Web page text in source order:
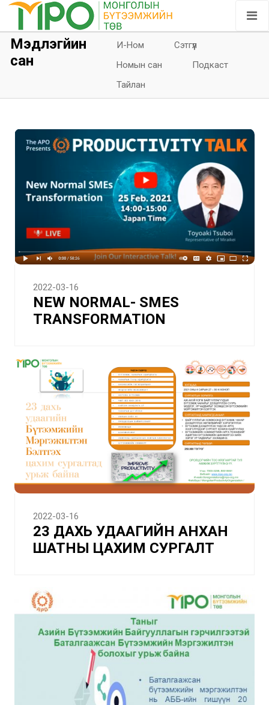
Мэдлэгйин
сан
И-Ном
Сэтгүүл
Номын сан
Подкаст
Тайлан
2022-03-16
NEW NORMAL- SMES
TRANSFORMATION
2022-03-16
23 ДАХЬ УДААГИЙН АНХАН
ШАТНЫ ЦАХИМ СУРГАЛТ